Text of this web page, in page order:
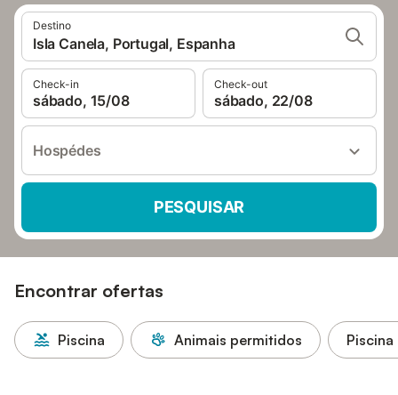
Destino
Isla Canela, Portugal, Espanha
Check-in
sábado, 15/08
Check-out
sábado, 22/08
Hospédes
PESQUISAR
Encontrar ofertas
Piscina Animais permitidos